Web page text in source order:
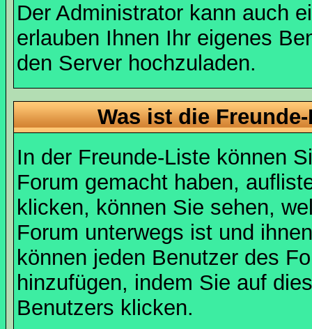
Der Administrator kann auch
erlauben Ihnen Ihr eigenes
den Server hochzuladen.
Was ist die
In der Freunde-Liste können
Forum gemacht haben,
klicken, können Sie sehen,
Forum unterwegs ist und
können jeden Benutzer des
hinzufügen, indem Sie auf
Benutzers klicken.